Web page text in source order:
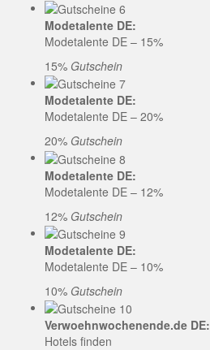
Modetalente DE:
Modetalente DE – 15%
15% Gutschein
Modetalente DE:
Modetalente DE – 20%
20% Gutschein
Modetalente DE:
Modetalente DE – 12%
12% Gutschein
Modetalente DE:
Modetalente DE – 10%
10% Gutschein
Verwoehnwochenende.de DE:
Hotels finden